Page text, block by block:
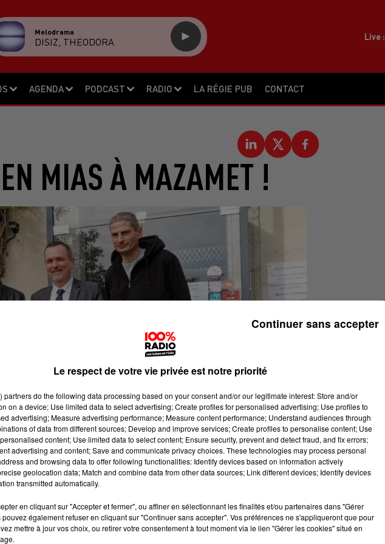
AGENDA PODCAST RADIO LA RÉGIE PUB CONTACT
Live :
Melodrama
DISIZ, THEODORA
MIAS À MAZAMET !
Le respect de votre vie privée est notre priorité
partnersdo the following data processing based on your consent and/or our legitimate interest: Store and/or
on a device; Use limited data to select advertising; Create profiles for personalised advertising; Use profiles to
advertising; Measure advertising performance; Measure content performance; Understand audiences through
of data from different sources; Develop and improve services; Create profiles to personalise content; Use
content; Use limited data to select content; Ensure security, prevent and detect fraud, and fix errors;
advertising and content; Save and communicate privacy choices. These technologies may process personal
and browsing data to offer following functionalities: Identify devices based on information actively
geolocation data; Match and combine data from other data sources; Link different devices; Identify devices
transmitted automatically.
en cliquant sur "Accepter et fermer", ou affiner en sélectionnant les finalités et/ou partenaires dans "Gérer
pouvez également refuser en cliquant sur "Continuer sans accepter". Vos préférences ne s'appliqueront que pour
mettre à jour vos choix, ou retirer votre consentement à tout moment via le lien "Gérer les cookies" situé en
Continuer sans accepter